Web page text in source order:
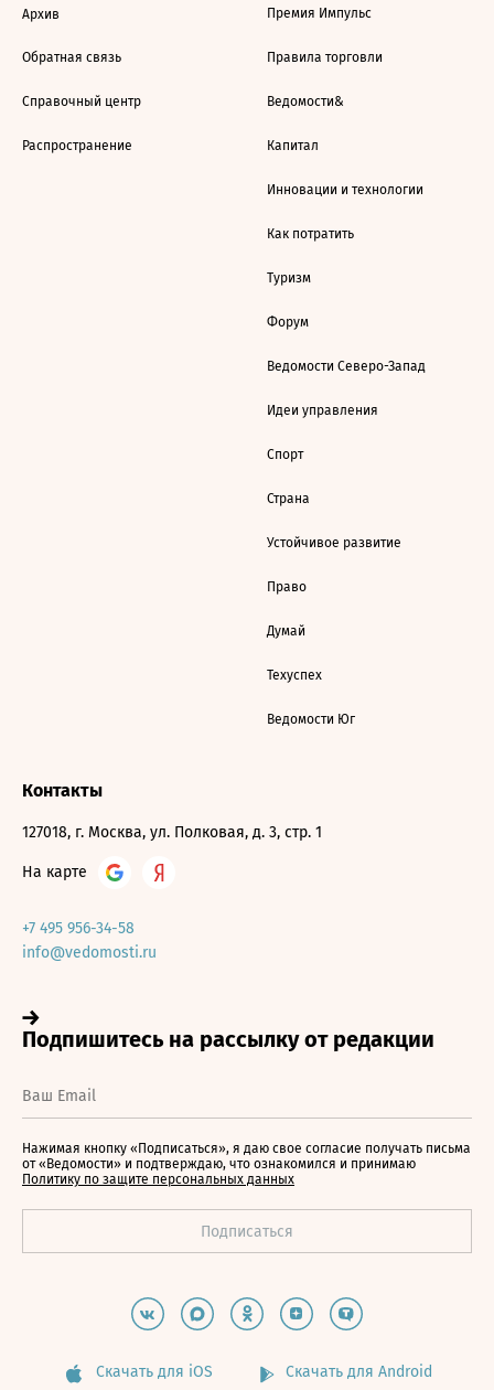
Архив
Обратная связь
Справочный центр
Распространение
Премия Импульс
Правила торговли
Ведомости&
Капитал
Инновации и технологии
Как потратить
Туризм
Форум
Ведомости Северо-Запад
Идеи управления
Спорт
Страна
Устойчивое развитие
Право
Думай
Техуспех
Ведомости Юг
Контакты
127018, г. Москва, ул. Полковая, д. 3, стр. 1
На карте
+7 495 956-34-58
info@vedomosti.ru
Нажимая кнопку «Подписаться», я даю свое согласие получать письма
от «Ведомости» и подтверждаю, что ознакомился и принимаю
Политику по защите персональных данных
Скачать для iOS Скачать для Android